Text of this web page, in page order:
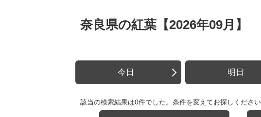
奈良県の紅葉【2026年09月】
今日 明日
該当の検索結果は0件でした。条件を変えてお探しください